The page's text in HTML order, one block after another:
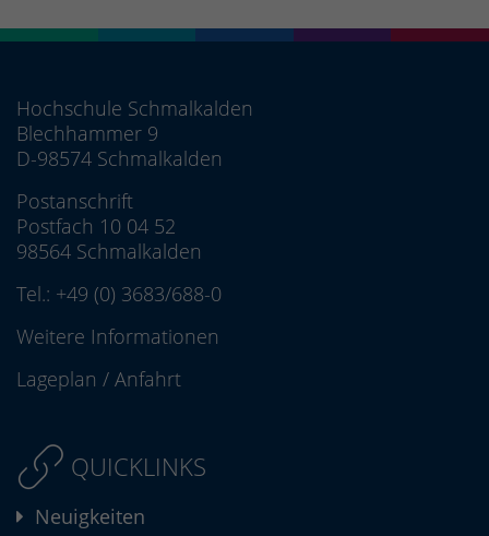
Hochschule Schmalkalden
Blechhammer 9
D-98574 Schmalkalden
Postanschrift
Postfach 10 04 52
98564 Schmalkalden
Tel.: +49 (0) 3683/688-0
Weitere Informationen
Lageplan / Anfahrt
QUICKLINKS
Neuigkeiten